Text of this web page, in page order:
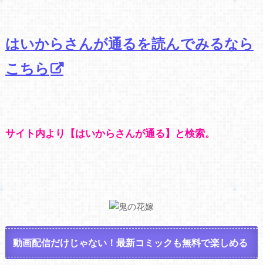
はいからさんが通るを読んでみるなら
こちら
サイト内より【はいからさんが通る】と検索。
動画配信だけじゃない！最新コミックも無料で楽しめる